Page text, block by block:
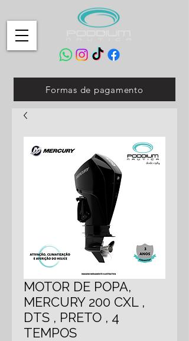
Formas de pagamento
MOTOR DE POPA,
MERCURY 200 CXL ,
DTS , PRETO , 4
TEMPOS